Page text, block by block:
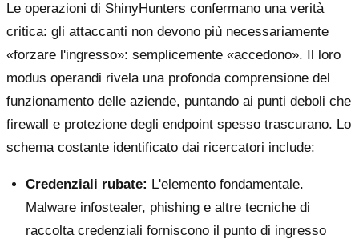
Le operazioni di ShinyHunters confermano una verità
critica: gli attaccanti non devono più necessariamente
«forzare l'ingresso»: semplicemente «accedono». Il loro
modus operandi rivela una profonda comprensione del
funzionamento delle aziende, puntando ai punti deboli che
firewall e protezione degli endpoint spesso trascurano. Lo
schema costante identificato dai ricercatori include:
Credenziali rubate: L'elemento fondamentale.
Malware infostealer, phishing e altre tecniche di
raccolta credenziali forniscono il punto di ingresso